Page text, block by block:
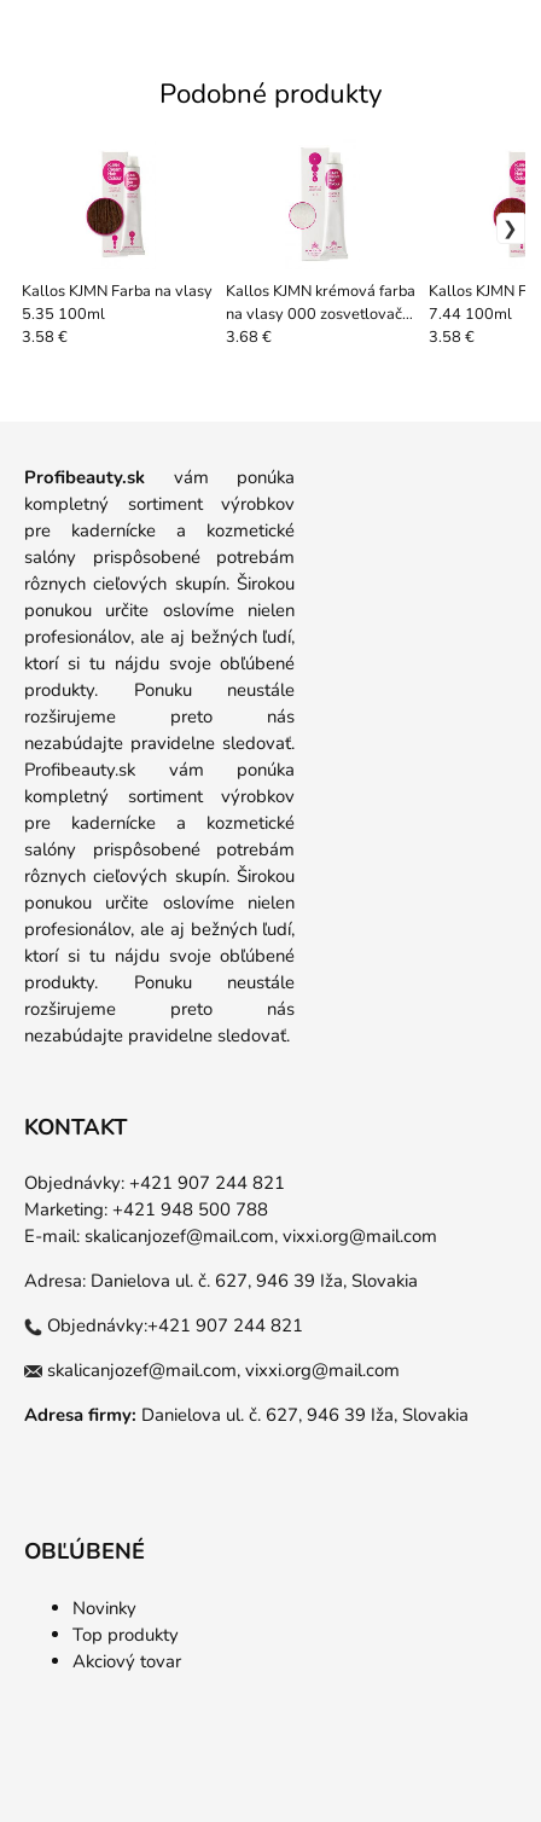
Podobné produkty
Kallos KJMN Farba na vlasy
5.35 100ml
3.58 €
Kallos KJMN krémová farba
na vlasy 000 zosvetlovač
100
3.68 €
Kallos KJMN
7.44 100ml
3.58 €
Profibeauty.sk vám ponúka
kompletný sortiment výrobkov
pre kadernícke a kozmetické
salóny prispôsobené potrebám
rôznych cieľových skupín. Širokou
ponukou určite oslovíme nielen
profesionálov, ale aj bežných ľudí,
ktorí si tu nájdu svoje obľúbené
produkty. Ponuku neustále
rozširujeme preto nás
nezabúdajte pravidelne sledovať.
Profibeauty.sk vám ponúka
kompletný sortiment výrobkov
pre kadernícke a kozmetické
salóny prispôsobené potrebám
rôznych cieľových skupín. Širokou
ponukou určite oslovíme nielen
profesionálov, ale aj bežných ľudí,
ktorí si tu nájdu svoje obľúbené
produkty. Ponuku neustále
rozširujeme preto nás
nezabúdajte pravidelne sledovať.
KONTAKT
Objednávky: +421 907 244 821
Marketing: +421 948 500 788
E-mail: skalicanjozef@mail.com, vixxi.org@mail.com
Adresa: Danielova ul. č. 627, 946 39 Iža, Slovakia
Objednávky:+421 907 244 821
skalicanjozef@mail.com, vixxi.org@mail.com
Adresa firmy: Danielova ul. č. 627, 946 39 Iža, Slovakia
OBĽÚBENÉ
Novinky
Top produkty
Akciový tovar